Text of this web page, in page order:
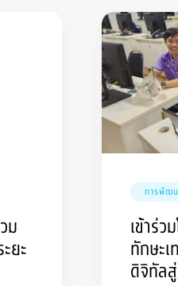
ม
ยะ
การพัฒ
เข้าร่
ทักษะเ
ดิจิทัล